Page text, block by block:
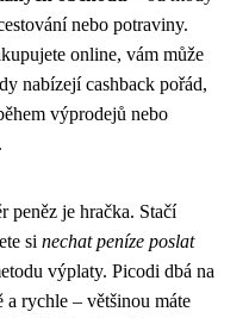
nebo potraviny.
online, vám může
nabízejí cashback pořád,
výprodejů nebo
peněz je hračka. Stačí
si nechat peníze poslat
výplaty. Picodi dbá na
a rychle – většinou máte